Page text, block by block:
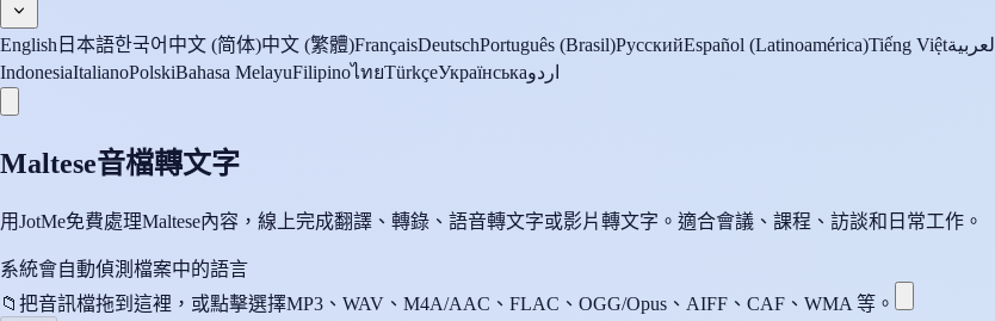
English 日本語한국어 中文 (简体)中文 (繁體)FrançaisDeutschPortuguês (Brasil)РусскийEspañol (Latinoamérica)Tiếng Việtالعربية
IndonesiaItalianoPolskiBahasa MelayuFilipinoไทยTürkçeУкраїнськаاردو
Maltese音檔轉文字
用JotMe免費處理Maltese內容，線上完成翻譯、轉錄、語音轉文字或影片轉文字。適合會議、課程、訪談和日常工作。
系統會自動偵測檔案中的語言
📁 把音訊檔拖到這裡，或點擊選擇MP3、WAV、M4A/AAC、FLAC、OGG/Opus、AIFF、CAF、WMA 等。